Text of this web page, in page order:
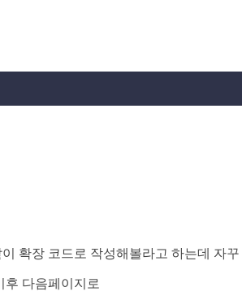
확장 코드로 작성해볼라고 하는데 자
후 다음페이지로